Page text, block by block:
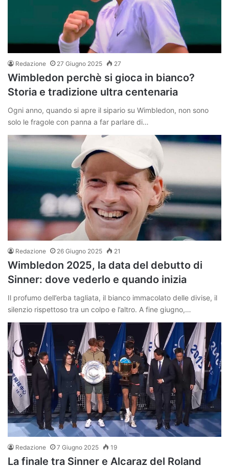
Redazione 27 Giugno 2025 27
Wimbledon perchè si gioca in bianco?
Storia e tradizione ultra centenaria
Ogni anno, quando si apre il sipario su Wimbledon, non sono
solo le fragole con panna a far parlare di…
Redazione 26 Giugno 2025 21
Wimbledon 2025, la data del debutto di
Sinner: dove vederlo e quando inizia
Il profumo dell’erba tagliata, il bianco immacolato delle divise, il
silenzio rispettoso tra un colpo e l’altro. A fine giugno,…
Redazione 7 Giugno 2025 19
La finale tra Sinner e Alcaraz del Roland